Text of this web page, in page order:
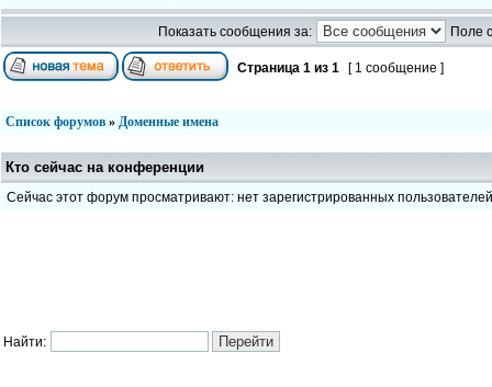
Показать сообщения за: Поле
Страница 1 из 1 [ 1 сообщение ]
Список форумов » Доменные имена
Кто сейчас на конференции
Сейчас этот форум просматривают: нет зарегистрированных пользователей
Найти: